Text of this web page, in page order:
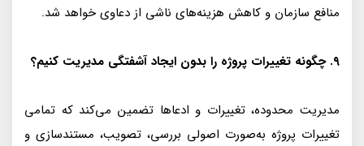
منافع سازمان و کاهش هزینه‌های ناشی از دعاوی خواهد شد.
۹. چگونه تغییرات پروژه را بدون ایجاد آشفتگی مدیریت کنیم؟
مدیریت محدوده، تغییرات و ادعاها تضمین می‌کند که تمامی
تغییرات پروژه به‌صورت اصولی بررسی، تصویب، مستندسازی و